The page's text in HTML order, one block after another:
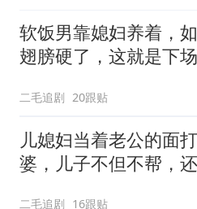
软饭男靠媳妇养着，
翅膀硬了，这就是下场
二毛追剧 20跟贴
儿媳妇当着老公的面
婆，儿子不但不帮，
二毛追剧 16跟贴